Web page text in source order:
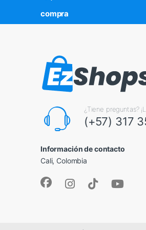
compra
¿Tiene preguntas?
(+57) 317
Información de contacto
Cali, Colombia